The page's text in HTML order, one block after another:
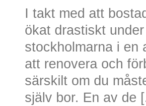
I takt med att
ökat drastiskt
stockholmarna i en
att renovera och
särskilt om du
själv bor. En av de